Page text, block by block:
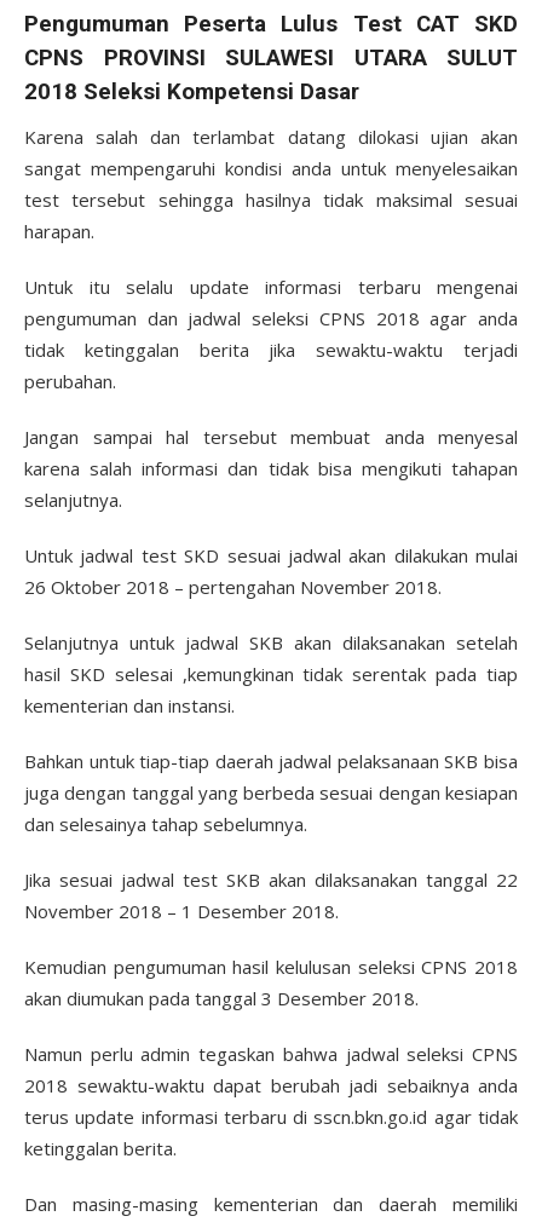
Pengumuman Peserta Lulus Test CAT SKD
CPNS PROVINSI SULAWESI UTARA SULUT
2018 Seleksi Kompetensi Dasar
Karena salah dan terlambat datang dilokasi ujian akan
sangat mempengaruhi kondisi anda untuk menyelesaikan
test tersebut sehingga hasilnya tidak maksimal sesuai
harapan.
Untuk itu selalu update informasi terbaru mengenai
pengumuman dan jadwal seleksi CPNS 2018 agar anda
tidak ketinggalan berita jika sewaktu-waktu terjadi
perubahan.
Jangan sampai hal tersebut membuat anda menyesal
karena salah informasi dan tidak bisa mengikuti tahapan
selanjutnya.
Untuk jadwal test SKD sesuai jadwal akan dilakukan mulai
26 Oktober 2018 – pertengahan November 2018.
Selanjutnya untuk jadwal SKB akan dilaksanakan setelah
hasil SKD selesai ,kemungkinan tidak serentak pada tiap
kementerian dan instansi.
Bahkan untuk tiap-tiap daerah jadwal pelaksanaan SKB bisa
juga dengan tanggal yang berbeda sesuai dengan kesiapan
dan selesainya tahap sebelumnya.
Jika sesuai jadwal test SKB akan dilaksanakan tanggal 22
November 2018 – 1 Desember 2018.
Kemudian pengumuman hasil kelulusan seleksi CPNS 2018
akan diumukan pada tanggal 3 Desember 2018.
Namun perlu admin tegaskan bahwa jadwal seleksi CPNS
2018 sewaktu-waktu dapat berubah jadi sebaiknya anda
terus update informasi terbaru di sscn.bkn.go.id agar tidak
ketinggalan berita.
Dan masing-masing kementerian dan daerah memiliki